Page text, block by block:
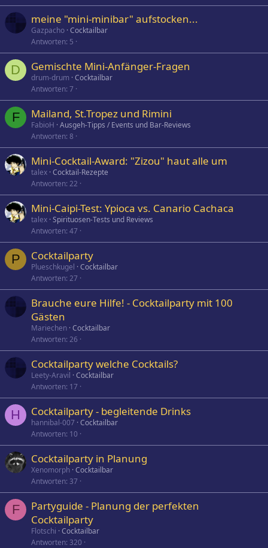
meine "mini-minibar" aufstocken...
Gazpacho Cocktailbar
Antworten 5
D Gemischte Mini-Anfänger-Fragen
drum-drum Cocktailbar
Antworten 7
F Mailand, St.Tropez und Rimini
FabioH Ausgeh-Tipps / Events und Bar-Reviews
Antworten 8
Mini-Cocktail-Award: "Zizou" haut alle um
talex Cocktail-Rezepte
Antworten 22
Mini-Caipi-Test: Ypioca vs. Canario Cachaca
talex Spirituosen-Tests und Reviews
Antworten 47
P Cocktailparty
Plueschkugel Cocktailbar
Antworten 27
Brauche eure Hilfe! - Cocktailparty mit 100
Gästen
Mariechen Cocktailbar
Antworten 26
Cocktailparty welche Cocktails?
Leety-Aravil Cocktailbar
Antworten 17
H Cocktailparty - begleitende Drinks
hannibal-007 Cocktailbar
Antworten 10
Cocktailparty in Planung
Xenomorph Cocktailbar
Antworten 37
F
Partyguide - Planung der perfekten
Cocktailparty
Flotschi Cocktailbar
Antworten 320